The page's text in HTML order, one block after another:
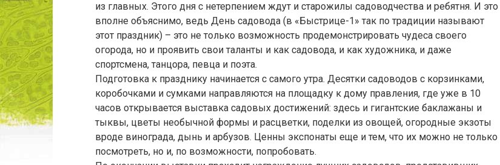
из главных. Этого дня с нетерпением ждут и старожилы садоводчества и ребятня. И это
вполне объяснимо, ведь День садовода (в «Быстрице-1» так по традиции называют
этот праздник) – это не только возможность продемонстрировать чудеса своего
огорода, но и проявить свои таланты и как садовода, и как художника, и даже
спортсмена, танцора, певца и поэта.
Подготовка к празднику начинается с самого утра. Десятки садоводов с корзинками,
коробочками и сумками направляются на площадку к дому правления, где уже в 10
часов открывается выставка садовых достижений: здесь и гигантские баклажаны и
тыквы, цветы необычной формы и расцветки, поделки из овощей, огородные экзоты
вроде винограда, дынь и арбузов. Ценны экспонаты еще и тем, что их можно не только
посмотреть, но и, по возможности, попробовать.